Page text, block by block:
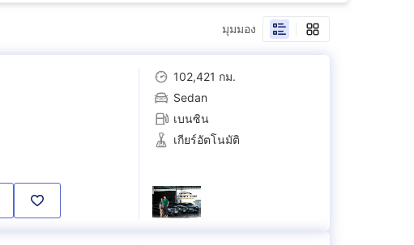
มุมมอง
102,421 กม.
Sedan
เบนซิน
เกียร์อัตโนมัติ